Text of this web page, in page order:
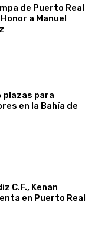
de Puerto Real
a Manuel
plazas para
en la Bahía de
C.F., Kenan
en Puerto Real